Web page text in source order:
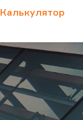
Калькулятор